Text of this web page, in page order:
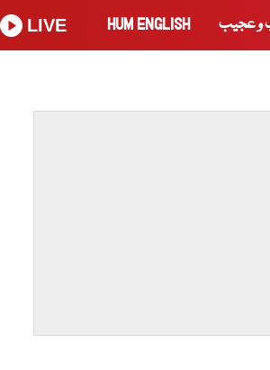
و عجیب HUM ENGLISH
LIVE